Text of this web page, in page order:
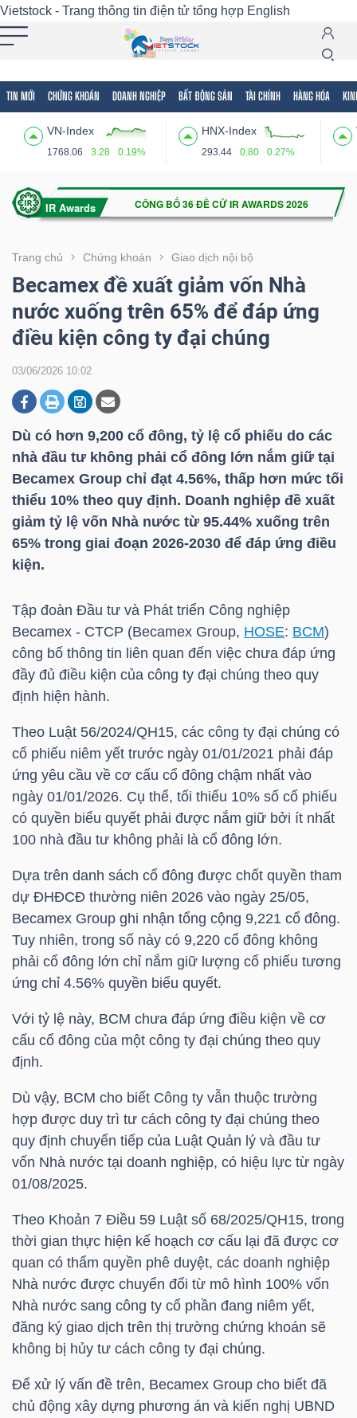
Vietstock - Trang thông tin điện tử tổng hợp English
TIN MỚI CHỨNG KHOÁN DOANH NGHIỆP BẤT ĐỘNG SẢN TÀI CHÍNH HÀNG HÓA
VN-Index
1768.06 3.28 0.19%
HNX-Index
293.44 0.80 0.27%
Trang chủ Chứng khoán Giao dịch nội bộ
Becamex đề xuất giảm vốn Nhà
nước xuống trên 65% để đáp ứng
điều kiện công ty đại chúng
03/06/2026 10:02
Dù có hơn 9,200 cổ đông, tỷ lệ cổ phiếu do các
nhà đầu tư không phải cổ đông lớn nắm giữ tại
Becamex Group chỉ đạt 4.56%, thấp hơn mức tối
thiểu 10% theo quy định. Doanh nghiệp đề xuất
giảm tỷ lệ vốn Nhà nước từ 95.44% xuống trên
65% trong giai đoạn 2026-2030 để đáp ứng điều
kiện.
Tập đoàn Đầu tư và Phát triển Công nghiệp
Becamex - CTCP (Becamex Group, HOSE: BCM)
công bố thông tin liên quan đến việc chưa đáp ứng
đầy đủ điều kiện của công ty đại chúng theo quy
định hiện hành.
Theo Luật 56/2024/QH15, các công ty đại chúng có
cổ phiếu niêm yết trước ngày 01/01/2021 phải đáp
ứng yêu cầu về cơ cấu cổ đông chậm nhất vào
ngày 01/01/2026. Cụ thể, tối thiểu 10% số cổ phiếu
có quyền biểu quyết phải được nắm giữ bởi ít nhất
100 nhà đầu tư không phải là cổ đông lớn.
Dựa trên danh sách cổ đông được chốt quyền tham
dự ĐHĐCĐ thường niên 2026 vào ngày 25/05,
Becamex Group ghi nhận tổng cộng 9,221 cổ đông.
Tuy nhiên, trong số này có 9,220 cổ đông không
phải cổ đông lớn chỉ nắm giữ lượng cổ phiếu tương
ứng chỉ 4.56% quyền biểu quyết.
Với tỷ lệ này, BCM chưa đáp ứng điều kiện về cơ
cấu cổ đông của một công ty đại chúng theo quy
định.
Dù vậy, BCM cho biết Công ty vẫn thuộc trường
hợp được duy trì tư cách công ty đại chúng theo
quy định chuyển tiếp của Luật Quản lý và đầu tư
vốn Nhà nước tại doanh nghiệp, có hiệu lực từ ngày
01/08/2025.
Theo Khoản 7 Điều 59 Luật số 68/2025/QH15, trong
thời gian thực hiện kế hoạch cơ cấu lại đã được cơ
quan có thẩm quyền phê duyệt, các doanh nghiệp
Nhà nước được chuyển đổi từ mô hình 100% vốn
Nhà nước sang công ty cổ phần đang niêm yết,
đăng ký giao dịch trên thị trường chứng khoán sẽ
không bị hủy tư cách công ty đại chúng.
Để xử lý vấn đề trên, Becamex Group cho biết đã
chủ động xây dựng phương án và kiến nghị UBND
Tất cả Tính năng Ngành Mã chứng khoán
Tính
(-)
VIETSTOCK
CHỨNG
KHOÁN
DOANH
NGHIỆP
BẤT
ĐỘNG
SẢN
TÀI
CHÍNH
HÓA
KINH
TẾ
THẾ
GIỚI
ĐÔNG
DƯƠNG
TÀI
CHÍNH
PHÂN
TÍCH
VIETSTOCKFINANCE
VĨ
MÔ